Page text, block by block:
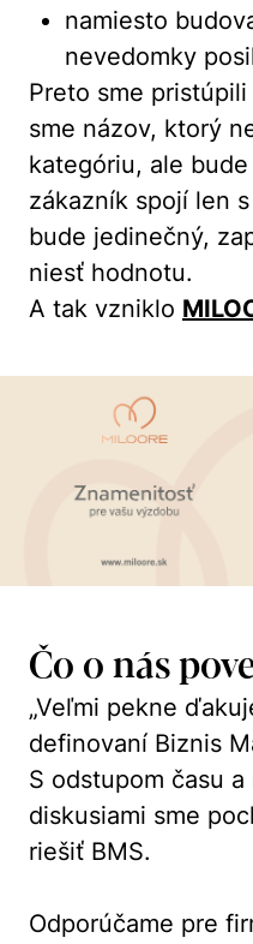
namiesto
nevedomky
Preto sme
sme názov, ktorý
kategóriu, ale bude
zákazník spojí len
bude jedinečný,
niesť hodnotu.
A tak vzniklo
Čo o nás
„Veľmi pekne
definovaní Biznis
S odstupom času
diskusiami sme
riešiť BMS.
Odporúčame pre